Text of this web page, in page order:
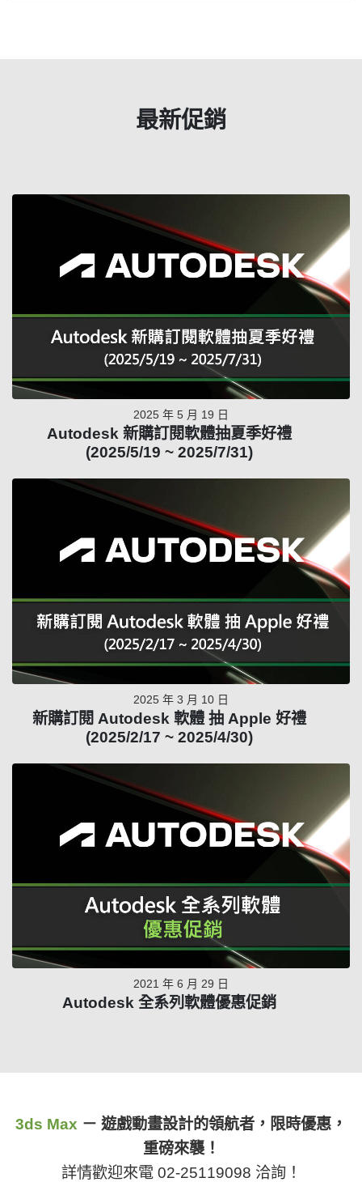
最新促銷
2025 年 5 月 19 日
Autodesk 新購訂閱軟體抽夏季好禮
(2025/5/19 ~ 2025/7/31)
2025 年 3 月 10 日
新購訂閱 Autodesk 軟體 抽 Apple 好禮
(2025/2/17 ~ 2025/4/30)
2021 年 6 月 29 日
Autodesk 全系列軟體優惠促銷
3ds Max － 遊戲動畫設計的領航者，限時優惠，
重磅來襲！
詳情歡迎來電 02-25119098 洽詢！